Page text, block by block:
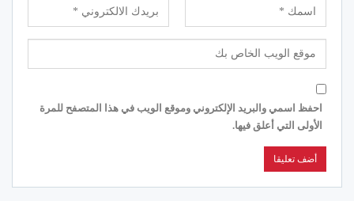
احفظ اسمي والبريد الإلكتروني وموقع الويب في هذا المتصفح للمرة
الأولى التي أعلق فيها.